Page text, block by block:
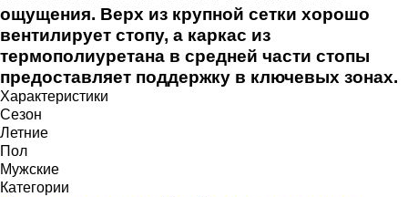
ощущения. Верх из крупной сетки хорошо
вентилирует стопу, а каркас из
термополиуретана в средней части стопы
предоставляет поддержку в ключевых зонах.
Характеристики
Сезон
Летние
Пол
Мужские
Категории